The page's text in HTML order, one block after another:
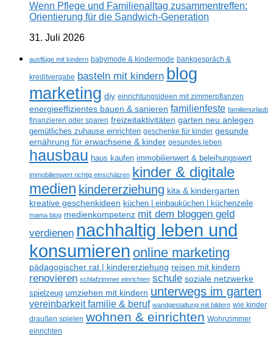
Wenn Pflege und Familienalltag zusammentreffen:
Orientierung für die Sandwich-Generation
31. Juli 2026
ausflüge mit kindern babymode & kindermode bankgespräch &
kreditvergabe basteln mit kindern blog
marketing diy einrichtungsideen mit zimmerpflanzen
energieeffizientes bauen & sanieren familienfeste familienurlaub
finanzieren oder sparen freizeitaktivitäten garten neu anlegen
gemütliches zuhause einrichten geschenke für kinder gesunde
ernährung für erwachsene & kinder gesundes leben
hausbau haus kaufen immobilienwert & beleihungswert
immobilienwert richtig einschätzen kinder & digitale
medien kindererziehung kita & kindergarten
kreative geschenkideen küchen | einbauküchen | küchenzeile
mama blog medienkompetenz mit dem bloggen geld
verdienen nachhaltig leben und
konsumieren online marketing
pädagogischer rat | kindererziehung reisen mit kindern
renovieren schlafzimmer einrichten schule soziale netzwerke
spielzeug umziehen mit kindern unterwegs im garten
vereinbarkeit familie & beruf wandgestaltung mit bildern wie kinder
draußen spielen wohnen & einrichten Wohnzimmer
einrichten